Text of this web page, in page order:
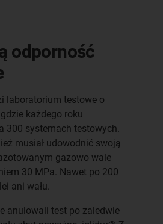
odporność
laboratorium testowe o
każdego roku
300 systemach testowych.
musiał udowodnić swoją
gazowo wale
30 MPa. Nawet po 200
ani wału.
anulowali test po zaledwie